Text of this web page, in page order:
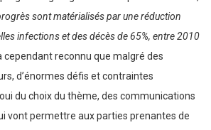
sont matérialisés par une réduction
infections et des décès de 65%, entre 2010
cependant reconnu que malgré des
d’énormes défis et contraintes
du choix du thème, des communications
vont permettre aux parties prenantes de